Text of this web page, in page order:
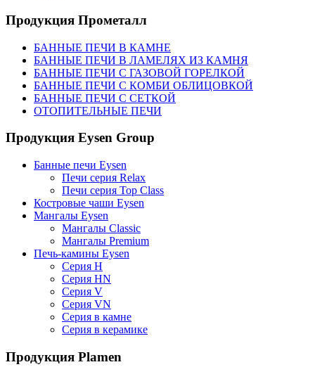
Продукция Прометалл
БАННЫЕ ПЕЧИ В КАМНЕ
БАННЫЕ ПЕЧИ В ЛАМЕЛЯХ ИЗ КАМНЯ
БАННЫЕ ПЕЧИ С ГАЗОВОЙ ГОРЕЛКОЙ
БАННЫЕ ПЕЧИ С КОМБИ ОБЛИЦОВКОЙ
БАННЫЕ ПЕЧИ С СЕТКОЙ
ОТОПИТЕЛЬНЫЕ ПЕЧИ
Продукция Eysen Group
Банные печи Eysen
Печи серия Relax
Печи серия Top Class
Костровые чаши Eysen
Мангалы Eysen
Мангалы Classic
Мангалы Premium
Печь-камины Eysen
Серия H
Серия HN
Серия V
Серия VN
Серия в камне
Серия в керамике
Продукция Plamen